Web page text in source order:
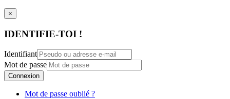
×
IDENTIFIE-TOI !
Identifiant
Mot de passe
Connexion
Mot de passe oublié ?